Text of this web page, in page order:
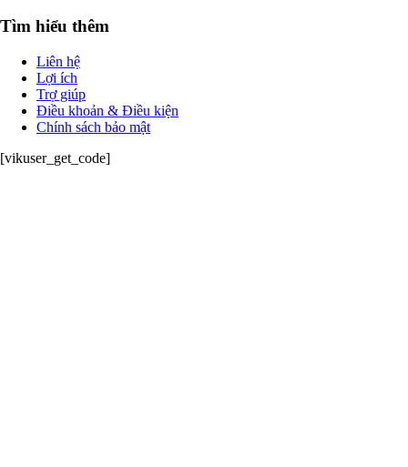
Tìm hiểu thêm
Liên hệ
Lợi ích
Trợ giúp
Điều khoản & Điều kiện
Chính sách bảo mật
[vikuser_get_code]